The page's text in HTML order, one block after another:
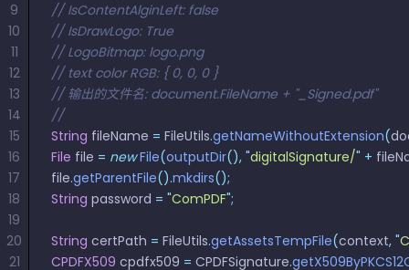
// IsContentAlginLeft: false
// IsDrawLogo: True
// LogoBitmap: logo.png
// text color RGB: { 0, 0, 0 }
// 输出的文件名: document.FileName + "_Signed.pdf"
//
String fileName = FileUtils.getNameWithoutExtension(
File file = new File(outputDir(), "digitalSignature/" +
file.getParentFile().mkdirs();
String password = "ComPDF";
String certPath = FileUtils.getAssetsTempFile(context, "
CPDFX509 cpdfx509 = CPDFSignature.
9
10
11
12
13
14
15
16
17
18
19
20
21